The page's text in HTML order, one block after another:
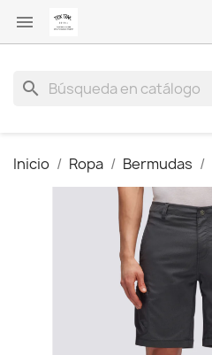

search
Inicio Ropa Bermudas